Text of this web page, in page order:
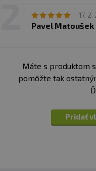
17.
Pavel Matoušek
Máte s produktom
pomôžte tak
Pridať